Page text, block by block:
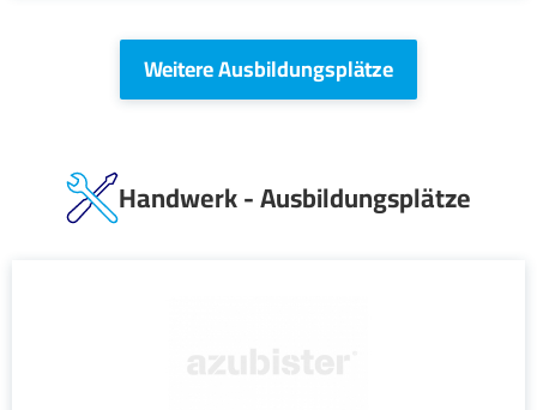
Weitere Ausbildungsplätze
Handwerk - Ausbildungsplätze